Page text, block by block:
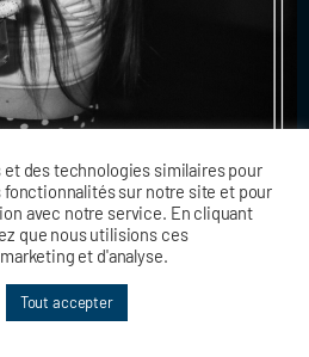
des technologies similaires pour
sur notre site et pour
avec notre service. En cliquant
que nous utilisions ces
et d'analyse.
Tout accepter